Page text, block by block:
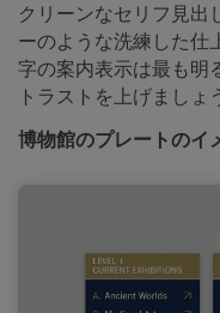
クリーンなセリフ見出
ーのような洗練した仕
字の案内表示は最も明
トラストを上げましょ
博物館のプレートのイ